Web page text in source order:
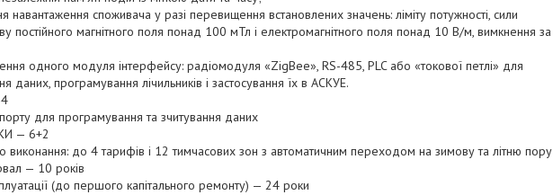
навантаження споживача у разі перевищення встановлених значень: ліміту потужності, сили
постійного магнітного поля понад 100 мТл і електромагнітного поля понад 10 В/м, вимкнення за
одного модуля інтерфейсу: радіомодуля «ZigBee», RS-485, PLC або «токової петлі» для
даних, програмування лічильників і застосування їх в АСКУЕ.
для програмування та зчитування даних
— 6+2
виконання: до 4 тарифів і 12 тимчасових зон з автоматичним переходом на зимову та літню пору
— 10 років
(до першого капітального ремонту) — 24 роки